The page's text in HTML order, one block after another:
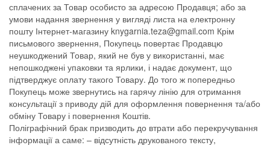
сплачених за Товар особисто за адресою Продавця; або за
умови надання звернення у вигляді листа на електронну
пошту Інтернет-магазину knygarnia.teza@gmail.com Крім
письмового звернення, Покупець повертає Продавцю
неушкоджений Товар, який не був у використанні, має
непошкоджені упаковки та ярлики, і надає документ, що
підтверджує оплату такого Товару. До того ж попередньо
Покупець може звернутись на гарячу лінію для отримання
консультації з приводу дій для оформлення повернення та/або
обміну Товару і повернення Коштів.
Поліграфічний брак призводить до втрати або перекручування
інформації а саме: – відсутність друкованого тексту,